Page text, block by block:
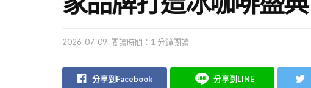
2026-07-09 閱讀時間：1 分鐘閱讀
分享到Facebook 分享到LINE